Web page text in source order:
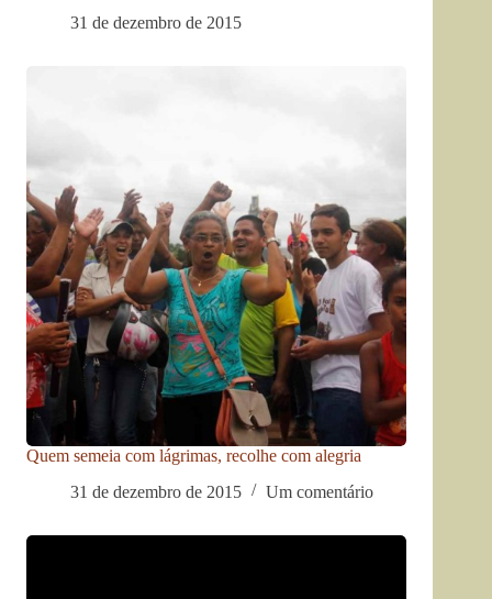
31 de dezembro de 2015
Quem semeia com lágrimas, recolhe com alegria
31 de dezembro de 2015
Um comentário